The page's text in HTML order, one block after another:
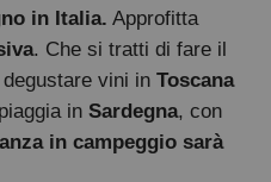
in Italia. Approfitta
. Che si tratti di fare il
vini in Toscana
in Sardegna, con
in campeggio sarà